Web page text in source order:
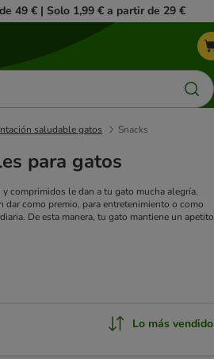
49 € | Solo 1,99 € a partir de 29 €
saludable gatos Snacks
para gatos
comprimidos le dan a tu gato mucha alegría.
dar como premio, para entretenimiento o como
De esta manera, tu gato mantiene un apetito
Lo más vendido